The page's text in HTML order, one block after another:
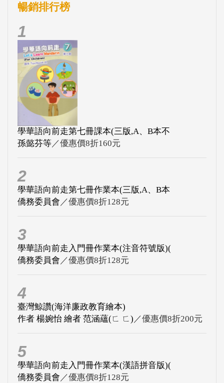
暢銷排行榜
1
學華語向前走第七冊課本(三版,A、B本不
孫懿芬等／優惠價8折160元
2
學華語向前走第七冊作業本(三版,A、B本
僑務委員會 ／優惠價8折128元
3
學華語向前走入門冊作業本(注音符號版)(
僑務委員會 ／優惠價8折128元
4
臺灣鯨讚(海洋廉政教育繪本)
作者 楊婉怡 繪者 范涵蘊(ㄈ ㄈ) ／優惠價8折200元
5
學華語向前走入門冊作業本(漢語拼音版)(
僑務委員會 ／優惠價8折128元